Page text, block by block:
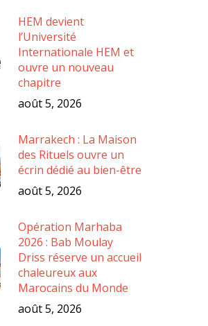
HEM devient
l’Université
Internationale HEM et
ouvre un nouveau
chapitre
août 5, 2026
Marrakech : La Maison
des Rituels ouvre un
écrin dédié au bien-être
août 5, 2026
Opération Marhaba
2026 : Bab Moulay
Driss réserve un accueil
chaleureux aux
Marocains du Monde
août 5, 2026